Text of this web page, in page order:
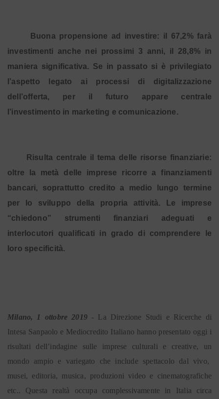
Buona propensione ad investire: il 67,2% farà
investimenti anche nei prossimi 3 anni, il 28,8% in
maniera significativa. Se in passato si è privilegiato
l’aspetto legato ai processi di digitalizzazione
dell’offerta, per il futuro appare centrale
l’investimento in marketing e comunicazione.
Risulta centrale il tema delle risorse finanziarie:
oltre la metà delle imprese ricorre a finanziamenti
bancari, soprattutto credito a medio lungo termine
per lo sviluppo della propria attività. Le imprese
“chiedono” strumenti finanziari adeguati e
interlocutori qualificati in grado di comprendere le
loro specificità.
Milano, 1 ottobre 2019- La Direzione Studi e Ricerche di
Intesa Sanpaolo e Mediocredito Italiano hanno presentato oggi i
risultati dell’indagine sulle imprese culturali e creative, un
mondo ampio e variegato che include spettacolo dal vivo,
musei, editoria, musica, produzioni video e cinematografiche
etc.. Questa realtà occupa complessivamente in Italia circa